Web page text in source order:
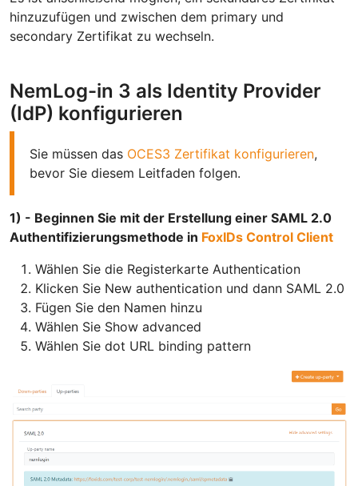
hinzuzufügen und zwischen dem primary und
secondary Zertifikat zu wechseln.
NemLog-in 3 als Identity Provider
(IdP) konfigurieren
Sie müssen das OCES3 Zertifikat konfigurieren,
bevor Sie diesem Leitfaden folgen.
1) - Beginnen Sie mit der Erstellung einer SAML 2.0
Authentifizierungsmethode in FoxIDs Control Client
Wählen Sie die Registerkarte Authentication
Klicken Sie New authentication und dann SAML 2.0
Fügen Sie den Namen hinzu
Wählen Sie Show advanced
Wählen Sie dot URL binding pattern